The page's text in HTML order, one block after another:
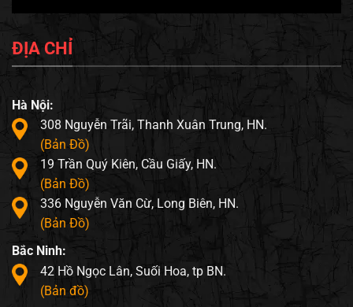
ĐỊA CHỈ
Hà Nội:
308 Nguyễn Trãi, Thanh Xuân Trung, HN.
(Bản Đồ)
19 Trần Quý Kiên, Cầu Giấy, HN.
(Bản Đồ)
336 Nguyễn Văn Cừ, Long Biên, HN.
(Bản Đồ)
Bắc Ninh:
42 Hồ Ngọc Lân, Suối Hoa, tp BN.
(Bản đồ)